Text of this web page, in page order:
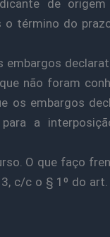
de
o término do
embargos
não foram
os embargos
a
O que faço
c/c o § 1º do